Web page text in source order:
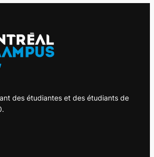
des étudiantes et des étudiants de